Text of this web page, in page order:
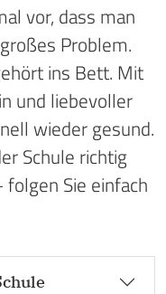
vor, dass man
Problem.
ins Bett. Mit
und liebevoller
wieder gesund.
Schule richtig
Sie einfach